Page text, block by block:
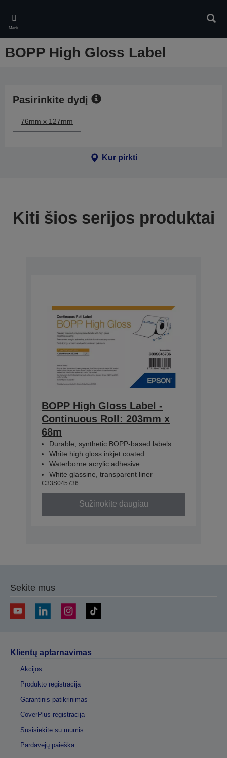
main
content
Meniu
BOPP High Gloss Label
Pasirinkite dydį
76mm x 127mm
Kur pirkti
Kiti šios serijos produktai
BOPP High Gloss Label -
Continuous Roll: 203mm x
68m
Durable, synthetic BOPP-based labels
White high gloss inkjet coated
Waterborne acrylic adhesive
White glassine, transparent liner
C33S045736
Sužinokite daugiau
Sekite mus
Klientų aptarnavimas
Akcijos
Produkto registracija
Garantinis patikrinimas
CoverPlus registracija
Susisiekite su mumis
Pardavėjų paieška